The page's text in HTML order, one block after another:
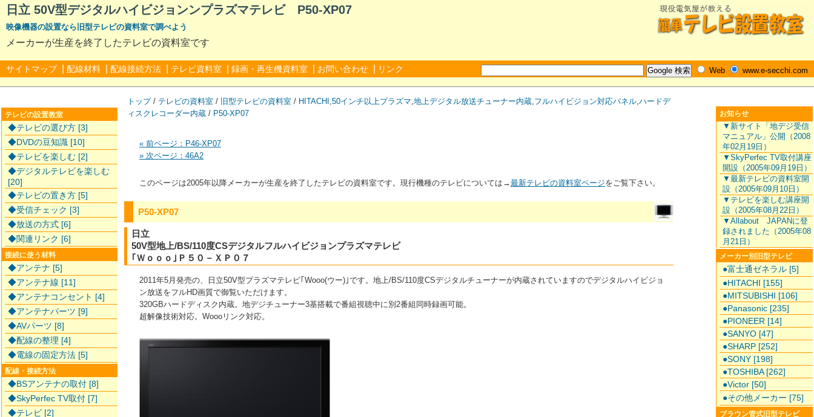
日立 50V型デジタルハイビジョンンプラズマテレビ P50-XP07
映像機器の設置なら旧型テレビの資料室で調べよう
メーカーが生産を終了したテレビの資料室です
Web www.e-secchi.com
サイトマップ 配線材料 配線接続方法 テレビ資料室 録画・再生機資料室 お問い合わせ リンク
トップ/ テレビの資料室 / 旧型テレビの資料室 / HITACHI ,50インチ以上プラズマ,地上デジタル放送チューナー内蔵,フルハイビジョン対応パネル,ハードデ
ィスクレコーダー内蔵 / P50-XP07
« 前ページ：P46-XP07
» 次ページ：46A2
このページは2005年以降メーカーが生産を終了したテレビの資料室です。現行機種のテレビについては→最新テレビの資料室ページをご覧下さい。
P50-XP07
日立
50V型地上/BS/110度CSデジタルフルハイビジョンプラズマテレビ
｢Ｗｏｏｏ｣Ｐ５０－ＸＰ０７
2011年5月発売の、日立50V型プラズマテレビ｢Wooo(ウー)｣です。地上/BS/110度CSデジタルチューナーが内蔵されていますのでデジタルハイビジョ
ン放送をフルHD画質で御覧いただけます。
320GBハードディスク内蔵。地デジチューナー3基搭載で番組視聴中に別2番組同時録画可能。
超解像技術対応。Woooリンク対応。
テレビの設置教室
◆テレビの選び方 [3]
◆DVDの豆知識 [10]
◆テレビを楽しむ [2]
◆デジタルテレビを楽しむ
[20]
◆テレビの置き方 [5]
◆受信チェック [3]
◆放送の方式 [6]
◆関連リンク [6]
接続に使う材料
◆アンテナ [5]
◆アンテナ線 [11]
◆アンテナコンセント [4]
◆アンテナパーツ [9]
◆AVパーツ [8]
◆配線の整理 [4]
◆電線の固定方法 [5]
配線・接続方法
◆BSアンテナの取付 [8]
◆SkyPerfec TV取付 [7]
◆テレビ [2]
お知らせ
▼新サイト「地デジ受信
マニュアル」公開（2008
年02月19日）
▼SkyPerfec TV取付講座
開設（2005年09月19日）
▼最新テレビの資料室開
設（2005年09月10日）
▼テレビを楽しむ講座開
設（2005年08月22日）
▼Allabout JAPANに登
録されました（2005年08
月21日）
メーカー別旧型テレビ
●富士通ゼネラル [5]
●HITACHI [155]
●MITSUBISHI [106]
●Panasonic [235]
●PIONEER [14]
●SANYO [47]
●SHARP [252]
●SONY [198]
●TOSHIBA [262]
●Victor [50]
●その他メーカー [75]
ブラウン管式旧型テレビ